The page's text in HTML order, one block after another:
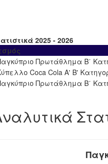
2025 - 2026
Πρωτάθλημα Β΄
Coca Cola Α' Β'
Πρωτάθλημα Β΄